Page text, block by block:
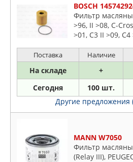
BOSCH
Фильтр
>96, II >08, C-
>01, C3 II >09,
05, Fiat Ducato
Max >07, Focus
Kuga >08,
Поставка Наличие
На складе +
Сегодня 100 шт.
Другие предложения
MANN W7050
Фильтр
(Relay III),